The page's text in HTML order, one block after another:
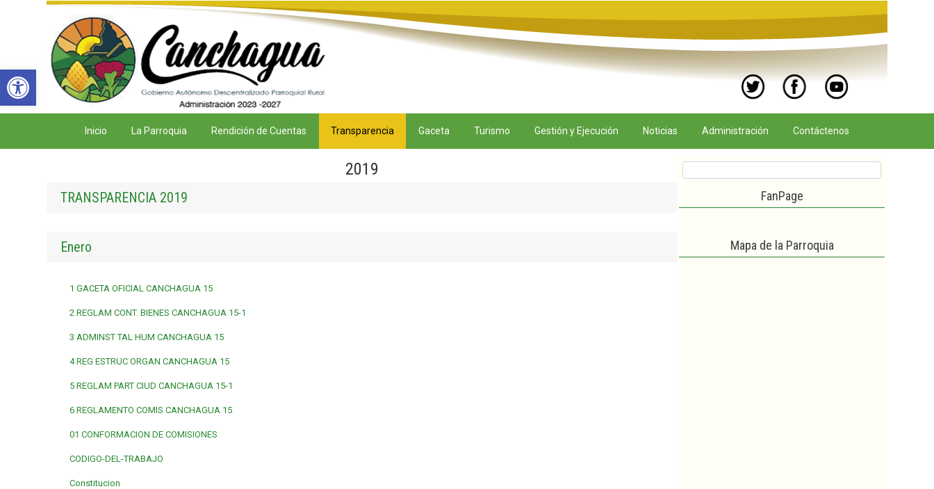
Inicio La Parroquia Rendición de Cuentas Transparencia Gaceta Turismo Gestión y Ejecución Noticias Administración Contáctenos
2019
TRANSPARENCIA 2019
Enero
1 GACETA OFICIAL CANCHAGUA 15
2 REGLAM CONT. BIENES CANCHAGUA 15-1
3 ADMINST TAL HUM CANCHAGUA 15
4 REG ESTRUC ORGAN CANCHAGUA 15
5 REGLAM PART CIUD CANCHAGUA 15-1
6 REGLAMENTO COMIS CANCHAGUA 15
01 CONFORMACION DE COMISIONES
CODIGO-DEL-TRABAJO
Constitucion
FanPage
Mapa de la Parroquia
Abrir barra de herramientas